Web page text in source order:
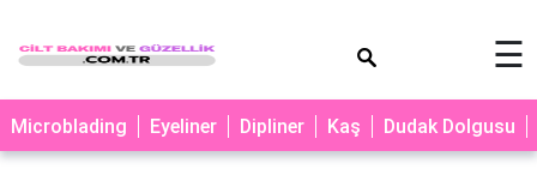
MAKYAJ
MİCROBLADİNG
☰
Microblading Eyeliner Dipliner Kaş Dudak Dolgusu